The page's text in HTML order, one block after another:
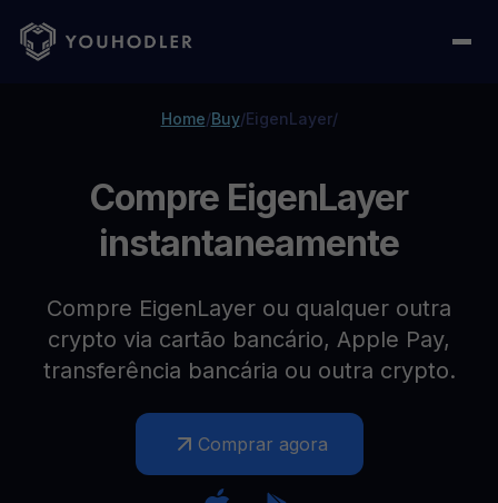
Home/Buy/EigenLayer/
Compre EigenLayer
instantaneamente
Compre EigenLayer ou qualquer outra
crypto via cartão bancário, Apple Pay,
transferência bancária ou outra crypto.
Comprar agora